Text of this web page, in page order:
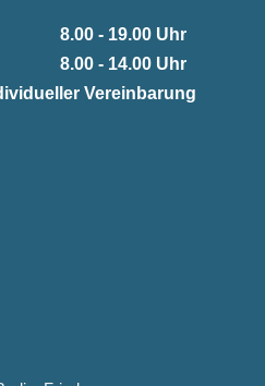
8.00 - 19.00 Uhr
8.00 - 14.00 Uhr
Vereinbarung